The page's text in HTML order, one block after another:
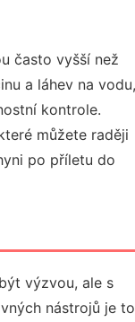
často vyšší než
a láhev na vodu,
kontrole.
můžete raději
po příletu do
výzvou, ale s
nástrojů je to